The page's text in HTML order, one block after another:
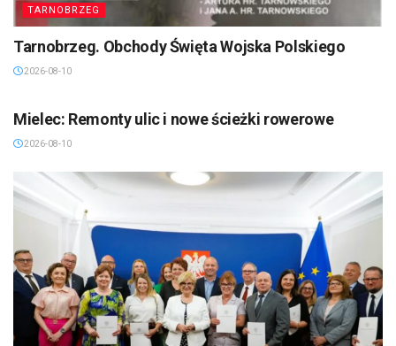
TARNOBRZEG
Tarnobrzeg. Obchody Święta Wojska Polskiego
2026-08-10
Mielec: Remonty ulic i nowe ścieżki rowerowe
2026-08-10